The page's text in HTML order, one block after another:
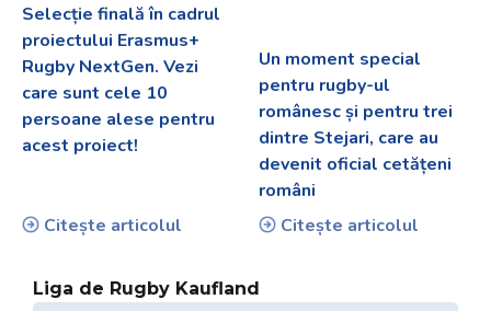
Selecție finală în cadrul
proiectului Erasmus+
Rugby NextGen. Vezi
care sunt cele 10
persoane alese pentru
acest proiect!
Citește articolul
Un moment special
pentru rugby-ul
românesc și pentru trei
dintre Stejari, care au
devenit oficial cetățeni
români
Citește articolul
Liga de Rugby Kaufland